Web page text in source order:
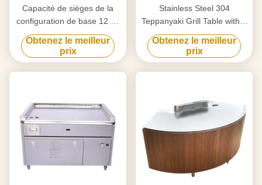
Capacité de sièges de la
configuration de base 12 de
Tableau de gril de
Teppanyaki Hibachi de
cercle
Obtenez le meilleur
prix
Stainless Steel 304
Teppanyaki Grill Table with 8
Seats and Customized
20mm Thick Food-Grade
Special Alloy Steel
Obtenez le meilleur
prix